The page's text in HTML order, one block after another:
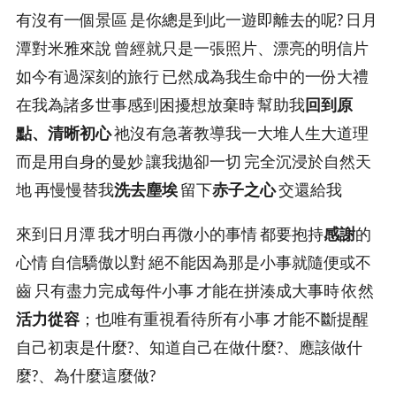
有沒有一個景區 是你總是到此一遊即離去的呢? 日月
潭對米雅來說 曾經就只是一張照片、漂亮的明信片
如今有過深刻的旅行 已然成為我生命中的一份大禮
在我為諸多世事感到困擾想放棄時 幫助我回到原
點、清晰初心祂沒有急著教導我一大堆人生大道理
而是用自身的曼妙 讓我拋卻一切 完全沉浸於自然天
地 再慢慢替我洗去塵埃留下赤子之心交還給我
來到日月潭 我才明白再微小的事情 都要抱持感謝的
心情 自信驕傲以對 絕不能因為那是小事就隨便或不
齒 只有盡力完成每件小事 才能在拼湊成大事時 依然
活力從容 ；也唯有重視看待所有小事 才能不斷提醒
自己初衷是什麼?、知道自己在做什麼?、應該做什
麼?、為什麼這麼做?